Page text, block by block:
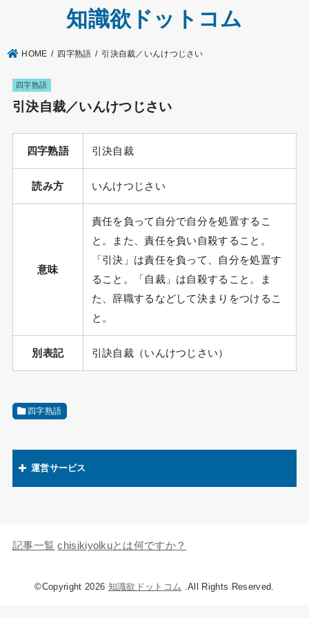
知識欲ドットコム
HOME 四字熟語 引決自裁／いんけつじさい
四字熟語
引決自裁／いんけつじさい
四字熟語 引決自裁
読み方 いんけつじさい
意味
責任を負って自分で自分を処置するこ
と。また、責任を負い自殺すること。
「引決」は責任を負って、自分を処置す
ること。「自裁」は自殺すること。ま
た、辞職するなどして決まりをつけるこ
と。
別表記 引訣自裁（いんけつじさい）
四字熟語
運営サービス
キャラの知識欲
記事一覧 chisikiyolkuとは何ですか？
©Copyright 2026 知識欲ドットコム .All Rights Reserved.